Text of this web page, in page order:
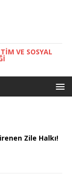
VE SOSYAL
Zile Halkı!